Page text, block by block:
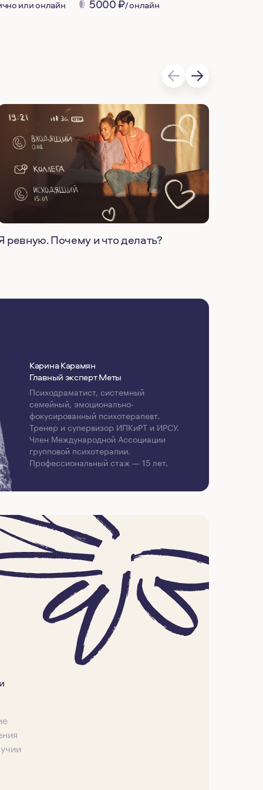
или онлайн 5000₽/ онлайн
ревную. Почему и что делать?
Карина Карамян
Главный эксперт Меты
Психодраматист, системный
семейный, эмоционально-
фокусированный психотерапевт.
Тренер и супервизор ИПКиРТ и ИРСУ.
Член Международной Ассоциации
групповой психотерапии.
Профессиональный стаж — 15 лет.